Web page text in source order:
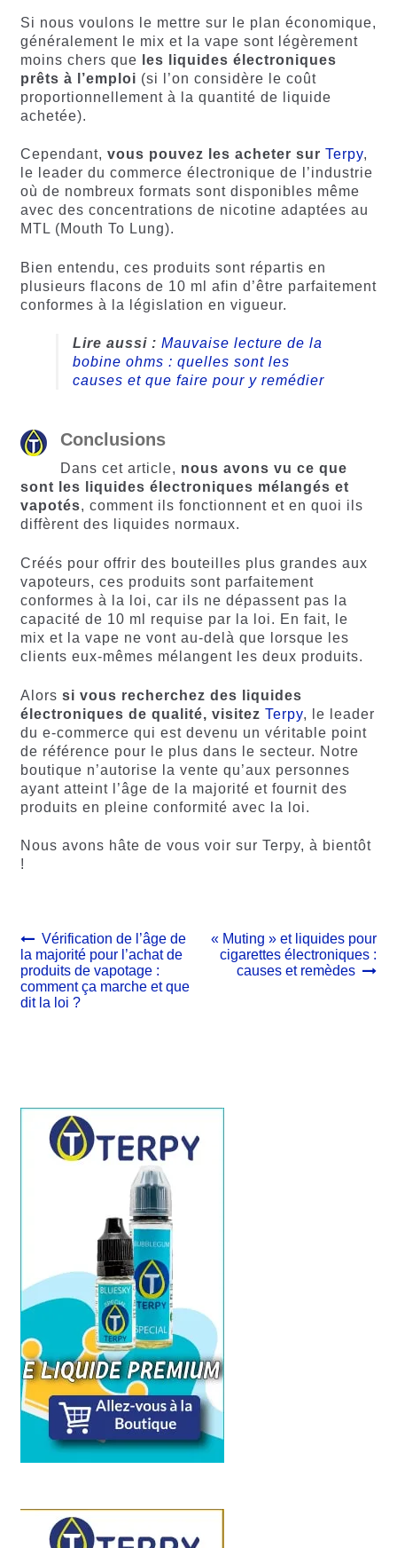
Si nous voulons le mettre sur le plan économique,
généralement le mix et la vape sont légèrement
moins chers que
les liquides électroniques
prêts à l’emploi (si l’on considère le coût
proportionnellement à la quantité de liquide
achetée).
Cependant, vous pouvez les acheter sur Terpy,
le leader du commerce électronique de l’industrie
où de nombreux formats sont disponibles même
avec des concentrations de nicotine adaptées au
MTL (Mouth To Lung).
Bien entendu, ces produits sont répartis en
plusieurs flacons de 10 ml afin d’être parfaitement
conformes à la législation en vigueur.
Lire aussi : Mauvaise lecture de la
bobine ohms : quelles sont les
causes et que faire pour y remédier
Conclusions
Dans cet article, nous avons vu ce que
sont les liquides électroniques mélangés et
vapotés, comment ils fonctionnent et en quoi ils
diffèrent des liquides normaux.
Créés pour offrir des bouteilles plus grandes aux
vapoteurs, ces produits sont parfaitement
conformes à la loi, car ils ne dépassent pas la
capacité de 10 ml requise par la loi. En fait, le
mix et la vape ne vont au-delà que lorsque les
clients eux-mêmes mélangent les deux produits.
Alors si vous recherchez des liquides
électroniques de qualité, visitez Terpy, le leader
du e-commerce qui est devenu un véritable point
de référence pour le plus dans le secteur. Notre
boutique n’autorise la vente qu’aux personnes
ayant atteint l’âge de la majorité et fournit des
produits en pleine conformité avec la loi.
Nous avons hâte de vous voir sur Terpy, à bientôt
!
Navigation
de
l’article
Article
précédent :
Vérification de l’âge de
la majorité pour l’achat de
produits de vapotage :
comment ça marche et que
dit la loi ?
Article
suivant :
« Muting » et liquides pour
cigarettes électroniques :
causes et remèdes